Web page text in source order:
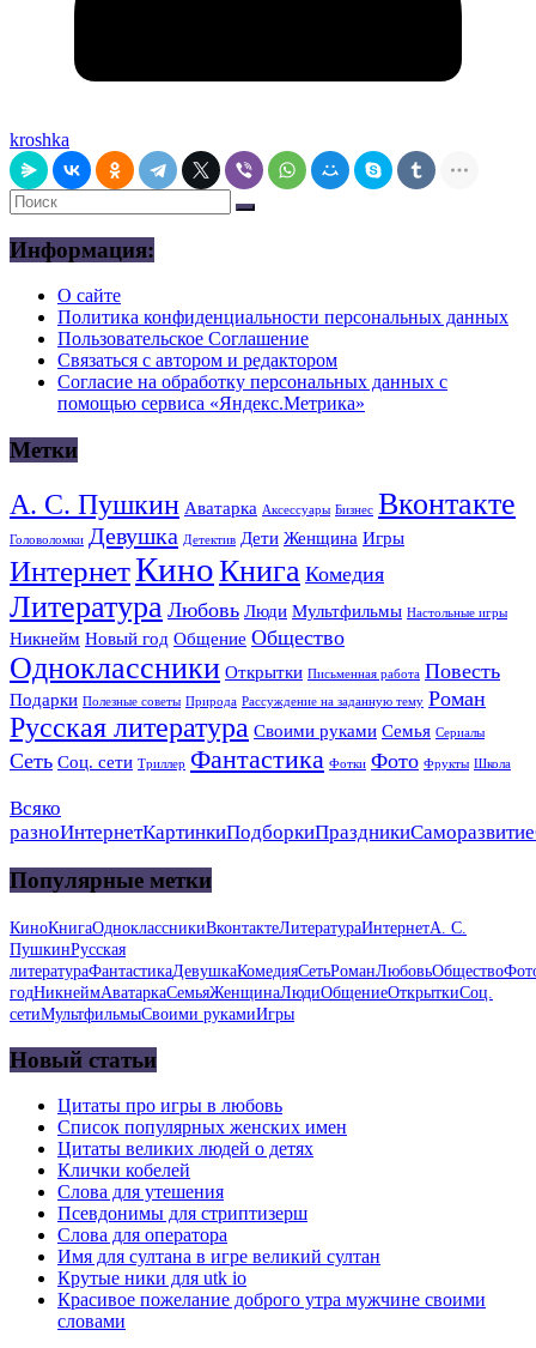
kroshka
Информация:
О сайте
Политика конфиденциальности персональных данных
Пользовательское Соглашение
Связаться с автором и редактором
Согласие на обработку персональных данных с
помощью сервиса «Яндекс.Метрика»
Метки
А. С. Пушкин Аватарка Аксессуары Бизнес Вконтакте
Головоломки Девушка Детектив Дети Женщина Игры
ИнтернетКиноКнига Комедия
Литература Любовь Люди Мультфильмы Настольные игры
Никнейм Новый год Общение Общество
Одноклассники Открытки Письменная работа Повесть
Подарки Полезные советы Природа Рассуждение на заданную тему Роман
Русская литература Своими руками Семья Сериалы
Сеть Соц. сети Триллер Фантастика Фотки Фото Фрукты Школа
Всяко
разноИнтернетКартинкиПодборкиПраздникиСаморазвитие
Популярные метки
КиноКнигаОдноклассникиВконтактеЛитератураИнтернетА. С.
ПушкинРусская
литератураФантастикаДевушкаКомедияСетьРоманЛюбовьОбщество
годНикнеймАватаркаСемьяЖенщинаЛюдиОбщениеОткрыткиСоц.
сетиМультфильмыСвоими рукамиИгры
Новый статьи
Цитаты про игры в любовь
Список популярных женских имен
Цитаты великих людей о детях
Клички кобелей
Слова для утешения
Псевдонимы для стриптизерш
Слова для оператора
Имя для султана в игре великий султан
Крутые ники для utk io
Красивое пожелание доброго утра мужчине своими
словами